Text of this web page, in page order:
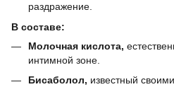
раздражение.
В составе:
Молочная кислота,
интимной зоне.
Бисаболол, известный